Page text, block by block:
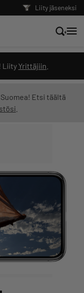
Liity jäseneksi
Liity Yrittäjiin
Etsi täältä
sisältö